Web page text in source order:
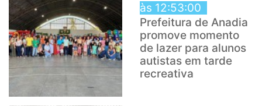
às 12:53:00
Prefeitura de Anadia
promove momento
de lazer para alunos
autistas em tarde
recreativa